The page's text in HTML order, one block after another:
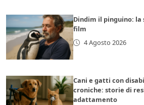
Dindim il pinguino:
film
4 Agosto 2026
Cani e gatti con
croniche: storie di
adattamento